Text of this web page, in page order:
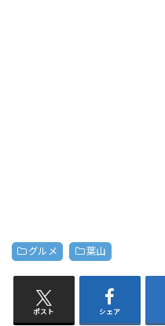
グルメ 葉山
ポスト シェア